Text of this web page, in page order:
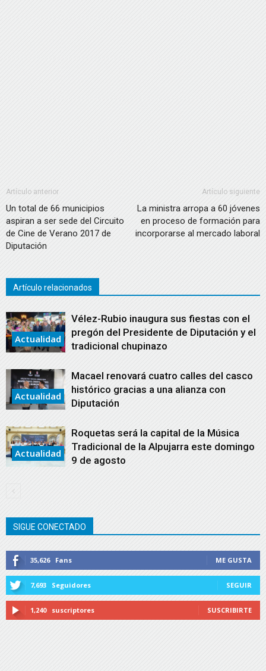
Artículo anterior
Un total de 66 municipios
aspiran a ser sede del Circuito
de Cine de Verano 2017 de
Diputación
Artículo siguiente
La ministra arropa a 60 jóvenes
en proceso de formación para
incorporarse al mercado laboral
Artículo relacionados
Actualidad
Vélez-Rubio inaugura sus fiestas con el
pregón del Presidente de Diputación y el
tradicional chupinazo
Actualidad
Macael renovará cuatro calles del casco
histórico gracias a una alianza con
Diputación
Actualidad
Roquetas será la capital de la Música
Tradicional de la Alpujarra este domingo
9 de agosto
SIGUE CONECTADO
35,626 Fans ME GUSTA
7,693 Seguidores SEGUIR
1,240 suscriptores SUSCRIBIRTE